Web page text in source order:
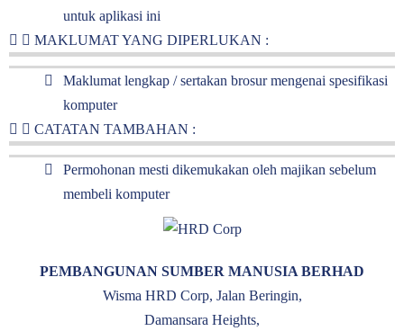
untuk aplikasi ini
MAKLUMAT YANG DIPERLUKAN :
Maklumat lengkap / sertakan brosur mengenai spesifikasi
komputer
CATATAN TAMBAHAN :
Permohonan mesti dikemukakan oleh majikan sebelum
membeli komputer
PEMBANGUNAN SUMBER MANUSIA BERHAD
Wisma HRD Corp, Jalan Beringin,
Damansara Heights,